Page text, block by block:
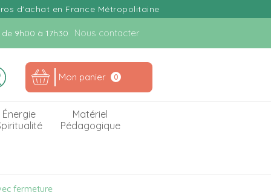
d'achat en France Métropolitaine
de 9h00 à 17h30 Nous contacter
Mon panier 0
Énergie
Matériel
Pédagogique
fermeture